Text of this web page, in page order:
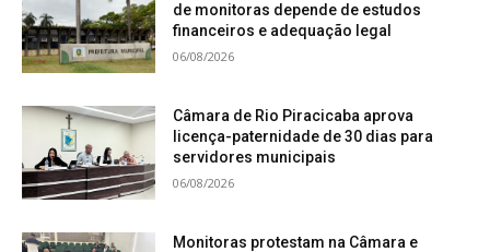
de monitoras depende de estudos
financeiros e adequação legal
06/08/2026
Câmara de Rio Piracicaba aprova
licença-paternidade de 30 dias para
servidores municipais
06/08/2026
Monitoras protestam na Câmara e